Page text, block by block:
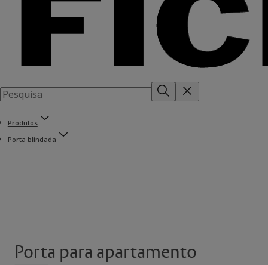
Produtos
Porta blindada
Porta para apartamento